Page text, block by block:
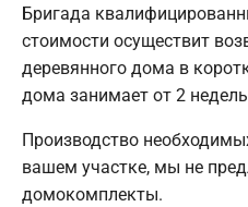
Бригада
стоимости осуществит
деревянного дома в
дома занимает от 2
Производство
вашем участке, мы не
домокомплекты.